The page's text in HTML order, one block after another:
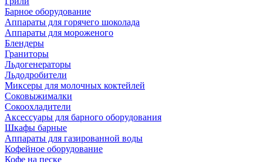
Барное оборудование
Аппараты для горячего шоколада
Аппараты для мороженого
Блендеры
Граниторы
Льдогенераторы
Льдодробители
Миксеры для молочных коктейлей
Соковыжималки
Сокоохладители
Аксессуары для барного оборудования
Шкафы барные
Аппараты для газированной воды
Кофейное оборудование
Кофе на песке